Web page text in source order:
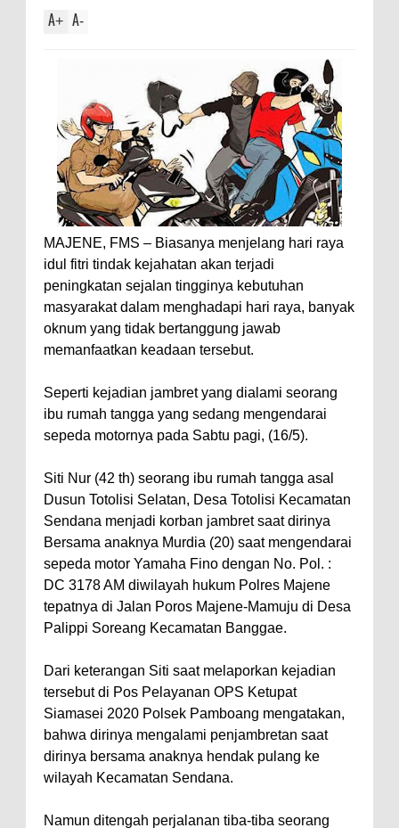
A+ A-
MAJENE, FMS – Biasanya menjelang hari raya
idul fitri tindak kejahatan akan terjadi
peningkatan sejalan tingginya kebutuhan
masyarakat dalam menghadapi hari raya, banyak
oknum yang tidak bertanggung jawab
memanfaatkan keadaan tersebut.
Seperti kejadian jambret yang dialami seorang
ibu rumah tangga yang sedang mengendarai
sepeda motornya pada Sabtu pagi, (16/5).
Siti Nur (42 th) seorang ibu rumah tangga asal
Dusun Totolisi Selatan, Desa Totolisi Kecamatan
Sendana menjadi korban jambret saat dirinya
Bersama anaknya Murdia (20) saat mengendarai
sepeda motor Yamaha Fino dengan No. Pol. :
DC 3178 AM diwilayah hukum Polres Majene
tepatnya di Jalan Poros Majene-Mamuju di Desa
Palippi Soreang Kecamatan Banggae.
Dari keterangan Siti saat melaporkan kejadian
tersebut di Pos Pelayanan OPS Ketupat
Siamasei 2020 Polsek Pamboang mengatakan,
bahwa dirinya mengalami penjambretan saat
dirinya bersama anaknya hendak pulang ke
wilayah Kecamatan Sendana.
Namun ditengah perjalanan tiba-tiba seorang